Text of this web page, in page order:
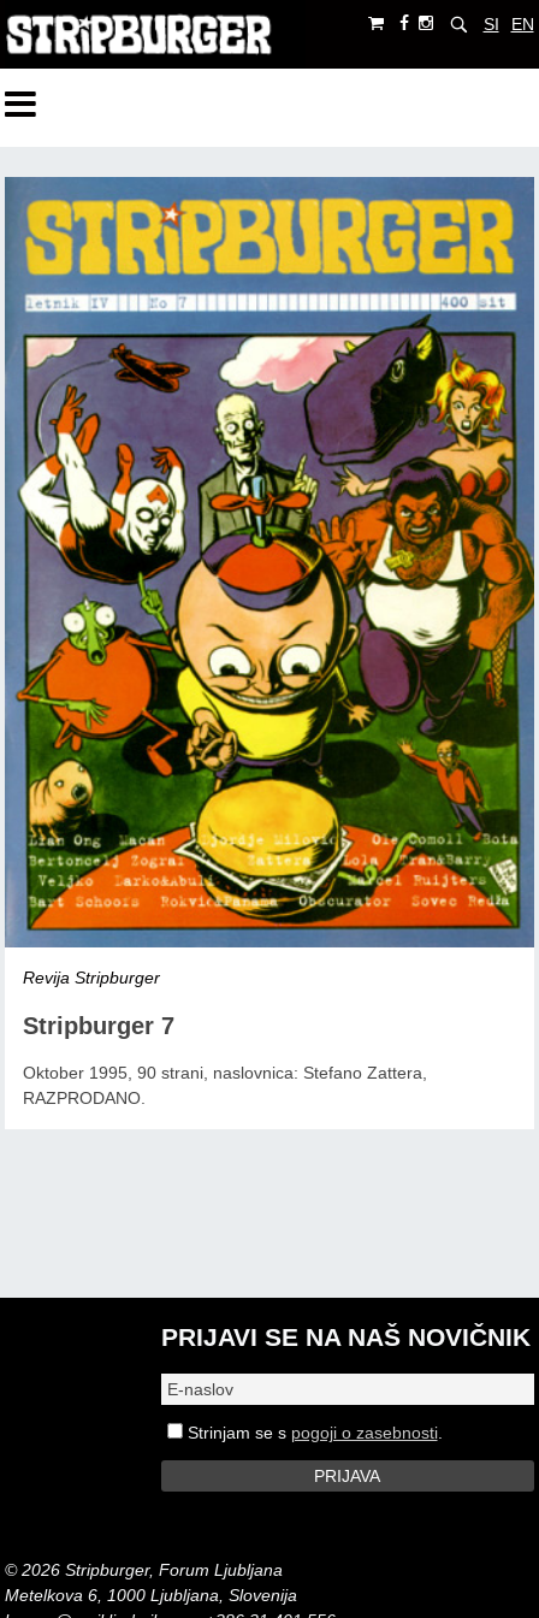
SI EN
Revija Stripburger
Stripburger 7
Oktober 1995, 90 strani, naslovnica: Stefano Zattera,
RAZPRODANO.
PRIJAVI SE NA NAŠ NOVIČNIK
Strinjam se s pogoji o zasebnosti.
© 2026 Stripburger, Forum Ljubljana
Metelkova 6, 1000 Ljubljana, Slovenija